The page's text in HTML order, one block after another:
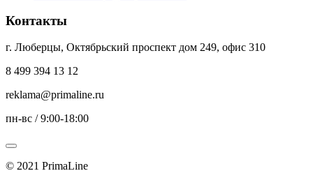
Контакты
г. Люберцы, Октябрьский проспект дом 249, офис 310
8 499 394 13 12
reklama@primaline.ru
пн-вс / 9:00-18:00
© 2021 PrimaLine